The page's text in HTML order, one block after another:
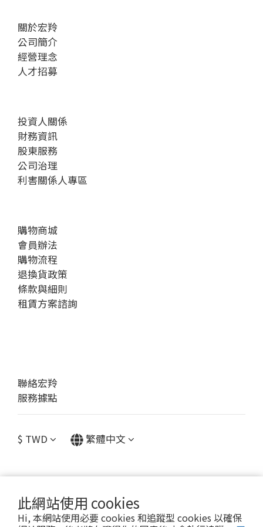
此網站使用 cookies
Hi, 本網站使用必要 cookies 和追蹤型 cookies 以確保
關於宏羚
公司簡介
經營理念
人才招募
投資人關係
財務資訊
股東服務
公司治理
利害關係人專區
購物商城
會員辦法
購物流程
退換貨政策
條款與細則
租賃方案諮詢
聯絡宏羚
服務據點
$ TWD 繁體中文
提醒您，我們不會以電話或簡訊方式通知變更付款方式。